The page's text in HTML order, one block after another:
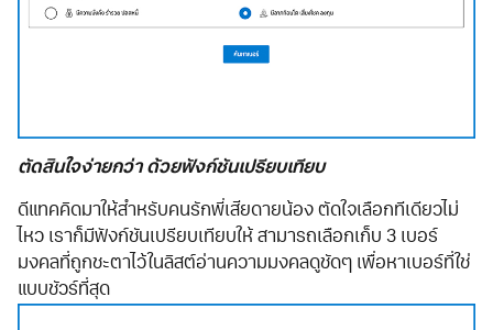
ตัดสินใจง่ายกว่า ด้วยฟังก์ชันเปรียบเทียบ
ดีแทคคิดมาให้สำหรับคนรักพี่เสียดายน้อง ตัดใจเลือกทีเดียวไม่
ไหว เราก็มีฟังก์ชันเปรียบเทียบให้ สามารถเลือกเก็บ 3 เบอร์
มงคลที่ถูกชะตาไว้ในลิสต์อ่านความมงคลดูชัดๆ เพื่อหาเบอร์ที่ใช่
แบบชัวร์ที่สุด